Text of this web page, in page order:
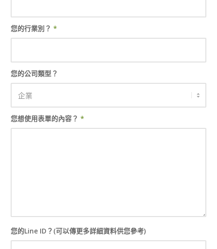
您的行業別？*
您的公司類型？
您想使用表單的內容？*
您的Line ID？(可以傳更多詳細資料供您參考)